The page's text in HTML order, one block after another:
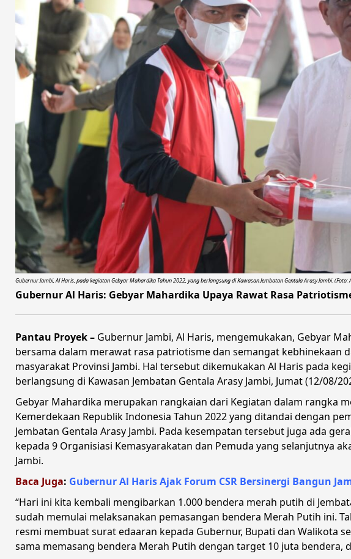
Gubernur Jambi, Al Haris, pada kegiatan Gebyar Mahardika Tahun 2022, yang berlangsung di Kawasan Jembatan Gentala Arasy Jambi. (Foto:
Gubernur Al Haris: Gebyar Mahardika Upaya Rawat Rasa
Pantau Proyek – Gubernur Jambi, Al Haris, mengemukakan, Gebyar
bersama dalam merawat rasa patriotisme dan semangat kebhinekaan
masyarakat Provinsi Jambi. Hal tersebut dikemukakan Al Haris pada
berlangsung di Kawasan Jembatan Gentala Arasy Jambi, Jumat (12/08/
Gebyar Mahardika merupakan rangkaian dari Kegiatan dalam rangka
Kemerdekaan Republik Indonesia Tahun 2022 yang ditandai dengan
Jembatan Gentala Arasy Jambi. Pada kesempatan tersebut juga ada
kepada 9 Organisiasi Kemasyarakatan dan Pemuda yang selanjutnya
Jambi.
Baca Juga: Gubernur Al Haris Ajak Forum CSR Bersinergi Bangun
“Hari ini kita kembali mengibarkan 1.000 bendera merah putih di
sudah memulai melaksanakan pemasangan bendera Merah Putih ini.
resmi membuat surat edaaran kepada Gubernur, Bupati dan Walikota
sama memasang bendera Merah Putih dengan target 10 juta bendera,